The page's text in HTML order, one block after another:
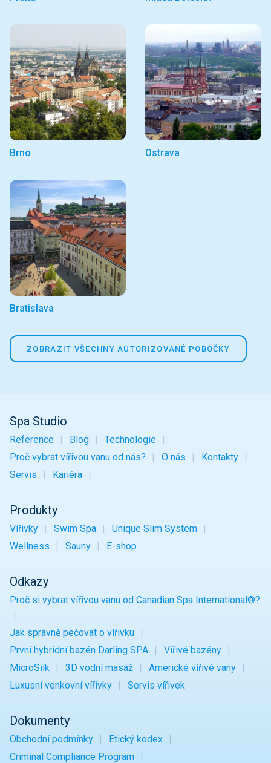
Brno Ostrava
Bratislava
ZOBRAZIT VŠECHNY AUTORIZOVANÉ POBOČKY
Spa Studio
Reference Blog
Technologie
Proč vybrat vířivou vanu od nás?
O nás
Kontakty
Servis
Kariéra
Produkty
Vířivky Swim Spa
Unique Slim System
Wellness
Sauny E-shop
Odkazy
Proč si vybrat vířivou vanu od Canadian Spa International®?
Jak správně pečovat o vířivku
První hybridní bazén Darling SPA
Vířivé bazény
MicroSilk
3D vodní masáž
Americké vířivé vany
Luxusní venkovní vířivky
Servis vířivek
Dokumenty
Obchodní podmínky
Etický kodex
Criminal Compliance Program